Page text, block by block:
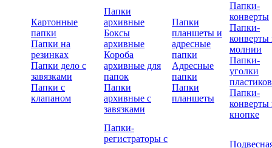
Картонные
папки
Папки на
резинках
Папки дело с
завязками
Папки с
клапаном
Папки
архивные
Боксы
архивные
Короба
архивные для
папок
Папки
архивные с
завязками
Папки
планшеты и
адресные
папки
Адресные
папки
Папки
планшеты
Папки-
конверты
Папки-
конверты
молнии
Папки-
уголки
Папки-
конверты
кнопке
Папки-
регистраторы с